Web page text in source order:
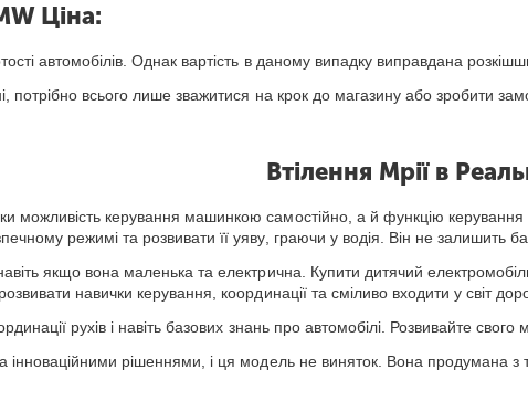
Ціна:
автомобілів. Однак вартість в даному випадку виправдана
потрібно всього лише зважитися на крок до магазину або зробити
Втілення Мрії в
можливість керування машинкою самостійно, а й функцію керування
режимі та розвивати її уяву, граючи у водія. Він не
якщо вона маленька та електрична. Купити дитячий
навички керування, координації та сміливо входити у світ
рухів і навіть базових знань про автомобілі. Розвивайте
інноваційними рішеннями, і ця модель не виняток. Вона продумана з